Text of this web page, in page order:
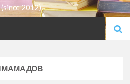
(since 2012)